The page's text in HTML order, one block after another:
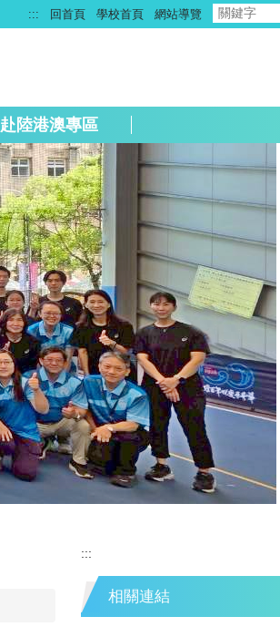
::: 回首頁 學校首頁 網站導覽
赴陸港澳專區
:::
相關連結